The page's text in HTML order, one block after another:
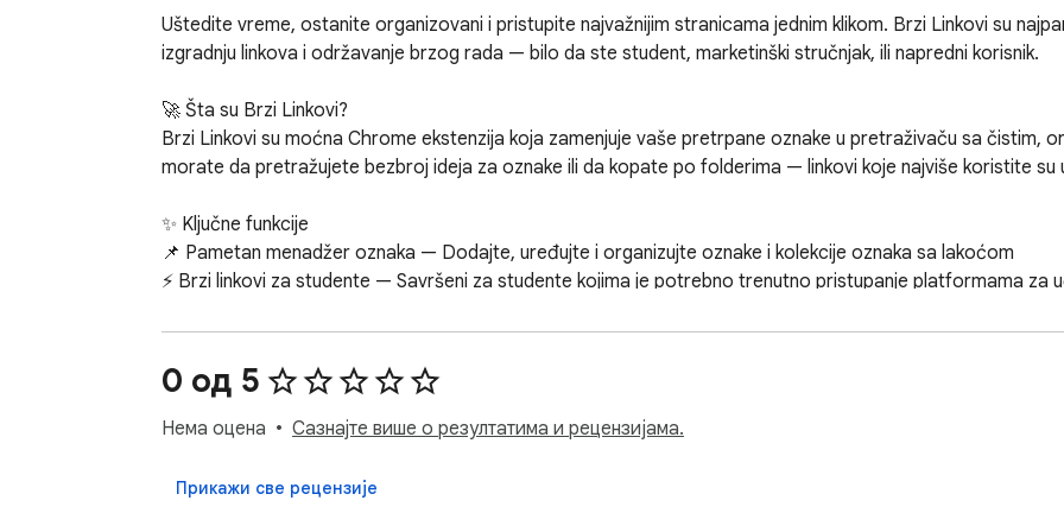
Uštedite vreme, ostanite organizovani i pristupite najvažnijim stranicama jednim klikom. Brzi Linkovi su
izgradnju linkova i održavanje brzog rada — bilo da ste student, marketinški stručnjak, ili napredni korisnik.
🚀 Šta su Brzi Linkovi?
Brzi Linkovi su moćna Chrome ekstenzija koja zamenjuje vaše pretrpane oznake u pretraživaču sa čistim,
morate da pretražujete bezbroj ideja za oznake ili da kopate po folderima — linkovi koje najviše koristite su
✨ Ključne funkcije
📌 Pametan menadžer oznaka — Dodajte, uređujte i organizujte oznake i kolekcije oznaka sa lakoćom
⚡ Brzi linkovi za studente — Savršeni za studente kojima je potrebno trenutno pristupanje platformama za
🏗️ Alati za izgradnju linkova — Izgrađeni za SEO profesionalce kojima je potreban brz pristup radnim
🤖 Automatizovani alati za izgradnju linkova — Integrisite omiljene alate za automatizovanu izgradnju
linkovi
🛠️ Centar za alate linkova — Centralizujte sve svoje alate za linkove na jednom mestu
📂 Izgradnja linkova nikada nije bila lakša — Organizujte kampanje za izgradnju linkova sa strukturiranim
0 од 5
Нема оцена Сазнајте више о резултатима и рецензијама.
Прикажи све рецензије